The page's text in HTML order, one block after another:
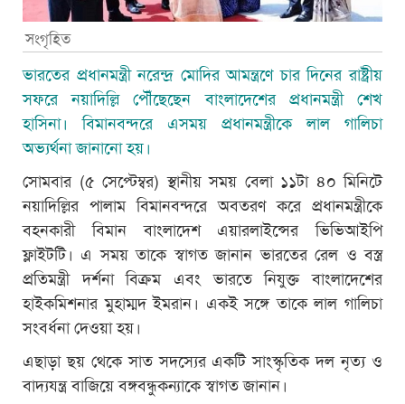
সংগৃহিত
ভারতের প্রধানমন্ত্রী নরেন্দ্র মোদির আমন্ত্রণে চার দিনের রাষ্ট্রীয়
সফরে নয়াদিল্লি পৌঁছেছেন বাংলাদেশের প্রধানমন্ত্রী শেখ
হাসিনা। বিমানবন্দরে এসময় প্রধানমন্ত্রীকে লাল গালিচা
অভ্যর্থনা জানানো হয়।
সোমবার (৫ সেপ্টেম্বর) স্থানীয় সময় বেলা ১১টা ৪০ মিনিটে
নয়াদিল্লির পালাম বিমানবন্দরে অবতরণ করে প্রধানমন্ত্রীকে
বহনকারী বিমান বাংলাদেশ এয়ারলাইন্সের ভিভিআইপি
ফ্লাইটটি। এ সময় তাকে স্বাগত জানান ভারতের রেল ও বস্ত্র
প্রতিমন্ত্রী দর্শনা বিক্রম এবং ভারতে নিযুক্ত বাংলাদেশের
হাইকমিশনার মুহাম্মদ ইমরান। একই সঙ্গে তাকে লাল গালিচা
সংবর্ধনা দেওয়া হয়।
এছাড়া ছয় থেকে সাত সদস্যের একটি সাংস্কৃতিক দল নৃত্য ও
বাদ্যযন্ত্র বাজিয়ে বঙ্গবন্ধুকন্যাকে স্বাগত জানান।